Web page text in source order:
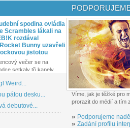
spodina ovládla
Scrambles lákali na
rozdával
Bunny uzavřeli
jistotou
večer se na
setkaly tři kapely...
Weird...
pátou desku...
debutové...
Víme, jak je těžké pro
prorazit do médií a tím
» Podporujeme
» Zadání profilu